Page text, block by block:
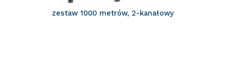
zestaw 1000 metrów, 2-kanałowy